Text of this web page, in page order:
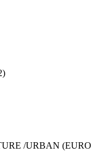
/URBAN (EURO